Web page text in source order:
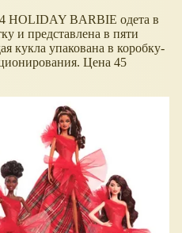
HOLIDAY BARBIE одета в
и представлена в пяти
кукла упакована в коробку-
Цена 45